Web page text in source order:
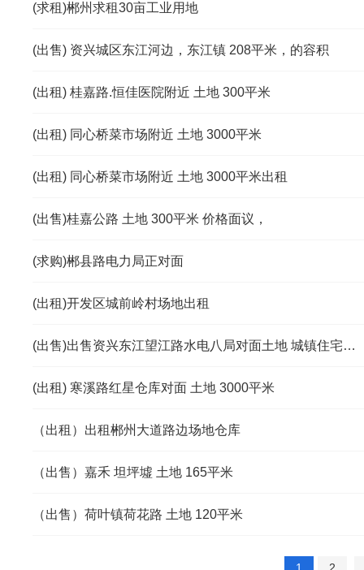
(求租)郴州求租30亩工业用地
(出售) 资兴城区东江河边，东江镇 208平米，的容积
(出租) 桂嘉路.恒佳医院附近 土地 300平米
(出租) 同心桥菜市场附近 土地 3000平米
(出租) 同心桥菜市场附近 土地 3000平米出租
(出售)桂嘉公路 土地 300平米 价格面议，
(求购)郴县路电力局正对面
(出租)开发区城前岭村场地出租
(出售)出售资兴东江望江路水电八局对面土地 城镇住宅用地
(出租) 寒溪路红星仓库对面 土地 3000平米
（出租）出租郴州大道路边场地仓库
（出售）嘉禾 坦坪墟 土地 165平米
（出售）荷叶镇荷花路 土地 120平米